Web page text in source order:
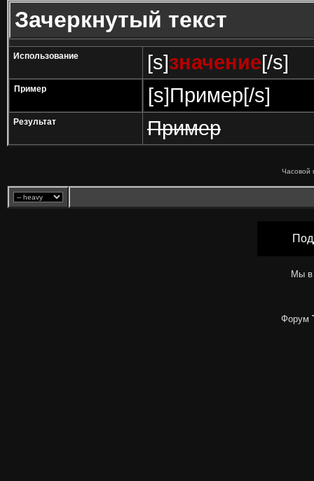
Зачеркнутый текст
Использование [s]значение[/s]
Пример [s]Пример[/s]
Результат Пример
Часовой
Мы в
Форум